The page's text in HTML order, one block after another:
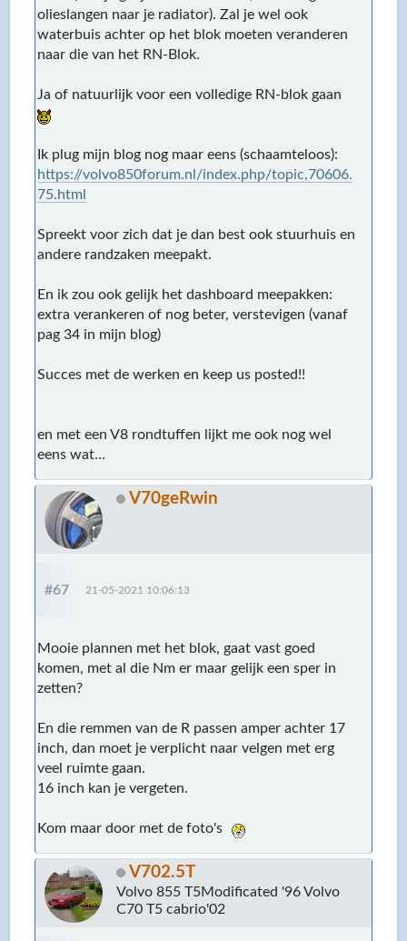
olieslangen naar je radiator). Zal je wel ook
waterbuis achter op het blok moeten veranderen
naar die van het RN-Blok.
Ja of natuurlijk voor een volledige RN-blok gaan
Ik plug mijn blog nog maar eens (schaamteloos):
https://volvo850forum.nl/index.php/topic,70606.
75.html
Spreekt voor zich dat je dan best ook stuurhuis en
andere randzaken meepakt.
En ik zou ook gelijk het dashboard meepakken:
extra verankeren of nog beter, verstevigen (vanaf
pag 34 in mijn blog)
Succes met de werken en keep us posted!!
en met een V8 rondtuffen lijkt me ook nog wel
eens wat...
V70geRwin
#67 21-05-2021 10:06:13
Mooie plannen met het blok, gaat vast goed
komen, met al die Nm er maar gelijk een sper in
zetten?
En die remmen van de R passen amper achter 17
inch, dan moet je verplicht naar velgen met erg
veel ruimte gaan.
16 inch kan je vergeten.
Kom maar door met de foto's
V702.5T
Volvo 855 T5Modificated '96 Volvo
C70 T5 cabrio'02